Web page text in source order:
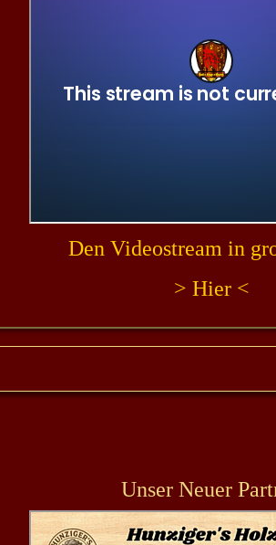
Den Videostream in
> Hier <
Unser Neuer